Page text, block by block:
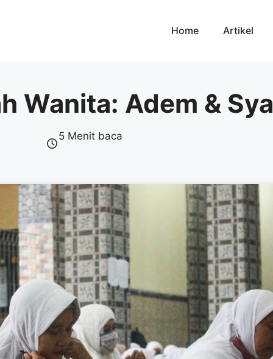
Home Artikel
Wanita: Adem &
5 Menit baca